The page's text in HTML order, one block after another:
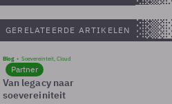
GERELATEERDE ARTIKELEN
Blog Soevereinteit, Cloud
Partner
Van legacy naar
soevereiniteit